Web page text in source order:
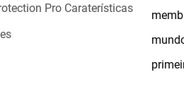
Pro Caraterísticas